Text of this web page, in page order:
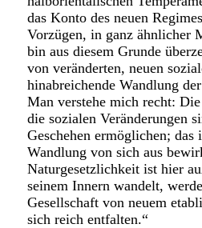
das Konto des neuen
Vorzügen, in ganz ähnlicher
bin aus diesem Grunde
von veränderten, neuen
hinabreichende Wandlung
Man verstehe mich recht:
die sozialen Veränderungen
Geschehen ermöglichen;
Wandlung von sich aus
Naturgesetzlichkeit ist hier
seinem Innern wandelt,
Gesellschaft von neuem
sich reich entfalten.“